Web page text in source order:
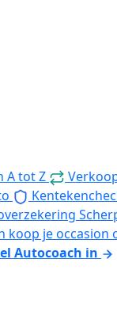
A tot Z
koop je occasion
Autocoach in